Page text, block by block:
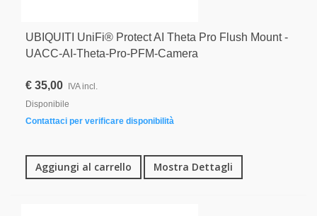
UBIQUITI UniFi® Protect AI Theta Pro Flush Mount -
UACC-AI-Theta-Pro-PFM-Camera
€ 35,00 IVA incl.
Disponibile
Contattaci per verificare disponibilità
Aggiungi al carrello Mostra Dettagli